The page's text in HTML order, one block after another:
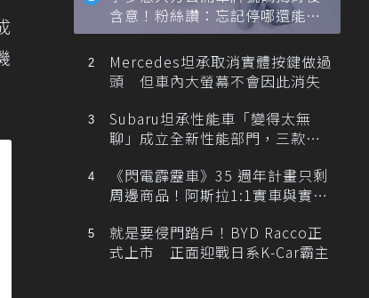
含意！粉絲讚：忘記停哪還能幫
忙找車
Mercedes坦承取消實體按鍵做過
頭 但車內大螢幕不會因此消失
Subaru坦承性能車「變得太無
聊」成立全新性能部門，三款手
《閃電霹靂車》35 週年計畫只剩
周邊商品！阿斯拉1:1實車與實體
就是要侵門踏戶！BYD Racco正
式上市 正面迎戰日系K-Car霸主